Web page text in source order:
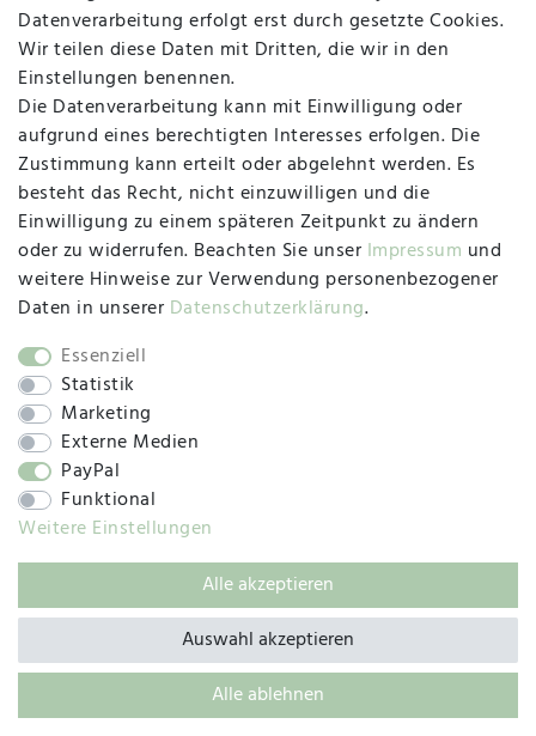
MAPALI VOR ORT
Herzogstraße 10
47533 Kleve
Montag, Dienstag, Donnerstag, Freitag
09:00 Uhr bis 13:00 Uhr
Mittwoch
09:00 Uhr bis 12:00 Uhr
SOCIAL
© 2019 – 2025 SILC GmbH
Datenverarbeitung erfolgt erst durch gesetzte Cookies.
Wir teilen diese Daten mit Dritten, die wir in den
Einstellungen benennen.
Die Datenverarbeitung kann mit Einwilligung oder
aufgrund eines berechtigten Interesses erfolgen. Die
Zustimmung kann erteilt oder abgelehnt werden. Es
besteht das Recht, nicht einzuwilligen und die
Einwilligung zu einem späteren Zeitpunkt zu ändern
oder zu widerrufen. Beachten Sie unser Impressum und
weitere Hinweise zur Verwendung personenbezogener
Daten in unserer Daten­schutz­erklärung.
Essenziell
Statistik
Marketing
Externe Medien
PayPal
Funktional
Weitere Einstellungen
Alle akzeptieren
Alle ablehnen
Auswahl akzeptieren
BACK TO TOP